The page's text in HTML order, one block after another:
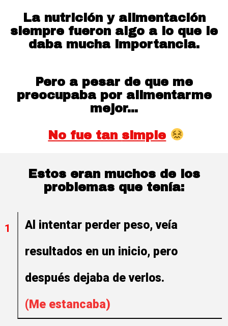
La nutrición y alimentación
siempre fueron algo a lo que le
daba mucha importancia.
Pero a pesar de que me
preocupaba por alimentarme
mejor...
No fue tan simple
Estos eran muchos de los
problemas que tenía:
1
Al intentar perder peso, veía
resultados en un inicio, pero
después dejaba de verlos.
(Me estancaba)